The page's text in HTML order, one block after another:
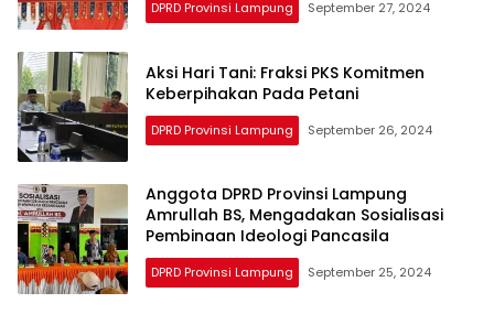
DPRD Provinsi Lampung September 27, 2024
Aksi Hari Tani: Fraksi PKS Komitmen
Keberpihakan Pada Petani
DPRD Provinsi Lampung September 26, 2024
Anggota DPRD Provinsi Lampung
Amrullah BS, Mengadakan Sosialisasi
Pembinaan Ideologi Pancasila
DPRD Provinsi Lampung September 25, 2024